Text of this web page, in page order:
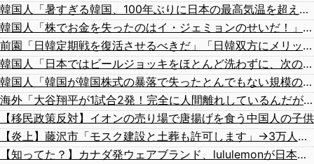
韓国人「暑すぎる韓国、100年ぶりに日本の最高気温を超えた」「大変なことだ」
韓国人「株でお金を失ったのはイ・ジェミョンのせいだ！」として支持率が右肩下がりに……まあ、本当にその側面があるので救えないんですが
前園「日韓定期戦を復活させるべきだ」「日韓双方にメリットがある」……日本へのメリットがなにもないんですが、それは
韓国人「日本ではビールジョッキをほとんど洗わずに、次の客に出すんだ！ これが証拠の映像だ!!」……あー、なるほどですねー。韓国には「アレ」がないんだ？
韓国人「韓国が韓国株式の暴落で失ったとんでもない規模の国民年金の金額がこちら…」→「韓国の未来が…（ﾌﾞﾙﾌﾞﾙ」＝韓国の反応
海外「大谷翔平が1試合2発！完全に人間離れしているんだが…」
【移民政策反対】イオンの売り場で唐揚げを食う中国人の子供
【炎上】藤沢市「モスク建設と土葬も許可します」→3万人の反対署名も却下
【知ってた？】カナダ発ウェアブランド、lululemonが日本でオープン→店名は日本差別からできた？